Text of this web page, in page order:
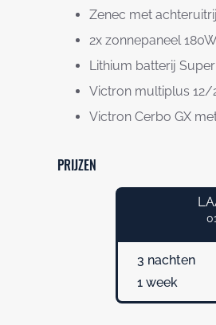
Zenec met
2x zonnepaneel
Lithium batterij
Victron multiplus
Victron Cerbo GX
PRIJZEN
3 nachten
1 week